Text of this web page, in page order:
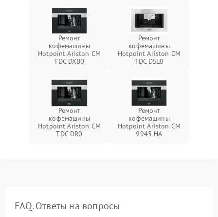
Ремонт
кофемашины
Hotpoint Ariston CM
TDC DXB0
Ремонт
кофемашины
Hotpoint Ariston CM
TDC DSL0
Ремонт
кофемашины
Hotpoint Ariston CM
TDC DR0
Ремонт
кофемашины
Hotpoint Ariston CM
9945 HA
FAQ. Ответы на вопросы